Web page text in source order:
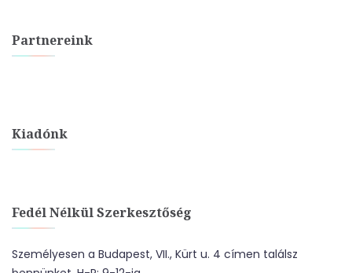
Partnereink
Kiadónk
Fedél Nélkül Szerkesztőség
Személyesen a Budapest, VII., Kürt u. 4 címen találsz